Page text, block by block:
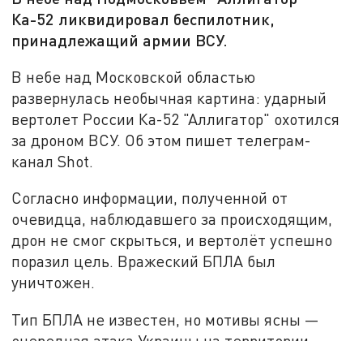
Ка-52 ликвидировал беспилотник,
принадлежащий армии ВСУ.
В небе над Московской областью
развернулась необычная картина: ударный
вертолет России Ка-52 "Аллигатор" охотился
за дроном ВСУ. Об этом пишет телеграм-
канал Shot.
Согласно информации, полученной от
очевидца, наблюдавшего за происходящим,
дрон не смог скрыться, и вертолёт успешно
поразил цель. Вражеский БПЛА был
уничтожен.
Тип БПЛА не известен, но мотивы ясны —